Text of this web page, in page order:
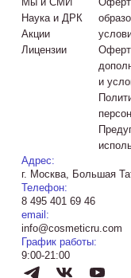
Наука и ДРК
Акции
Лицензии
и
Адрес:
г. Москва, Большая
Телефон:
8 495 401 69 46
email:
info@cosmeticru.com
График работы:
9:00-21:00